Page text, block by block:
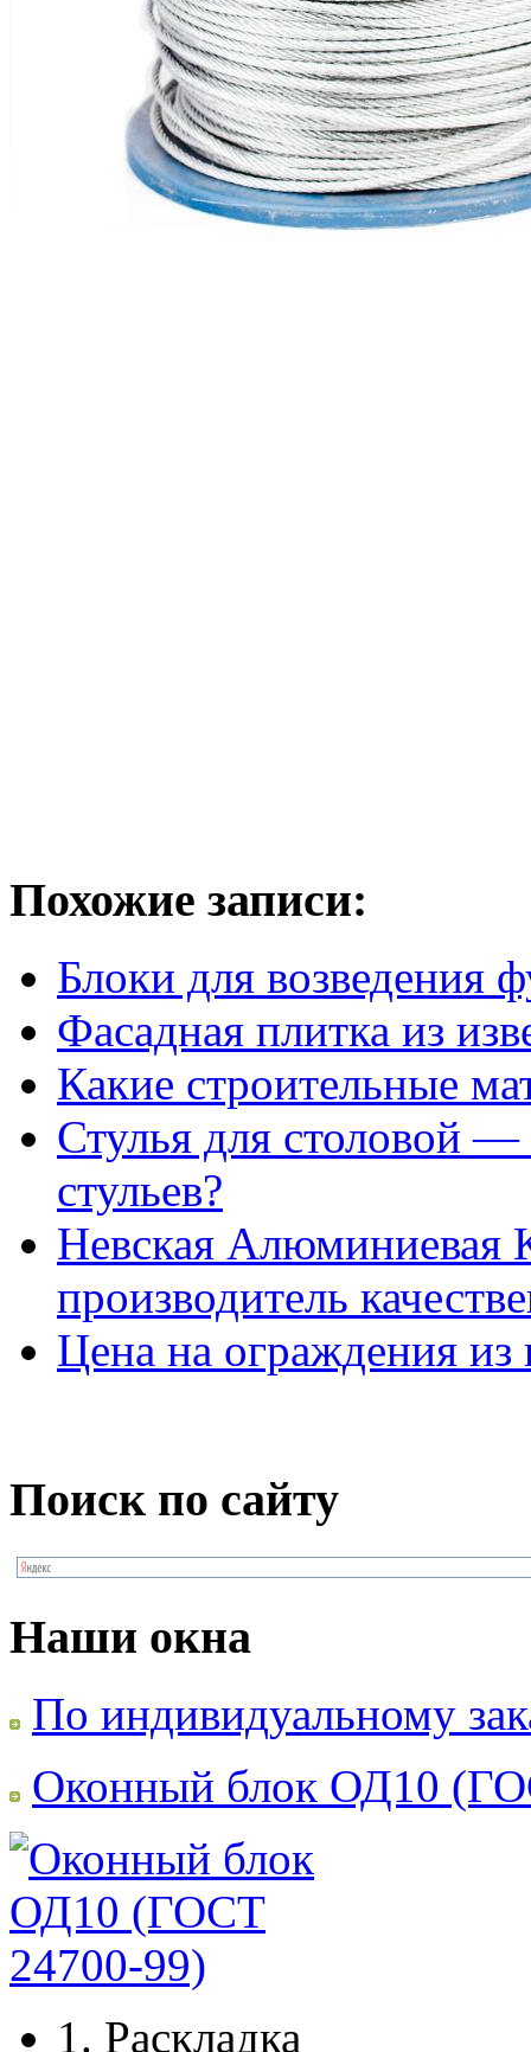
Похожие записи:
Блоки для возведения
Фасадная плитка из
Какие строительные
Стулья для столовой —
стульев?
Невская Алюминиевая
производитель
Цена на ограждения
Поиск по сайту
Наши окна
По индивидуальному
Оконный блок ОД10
1. Раскладка